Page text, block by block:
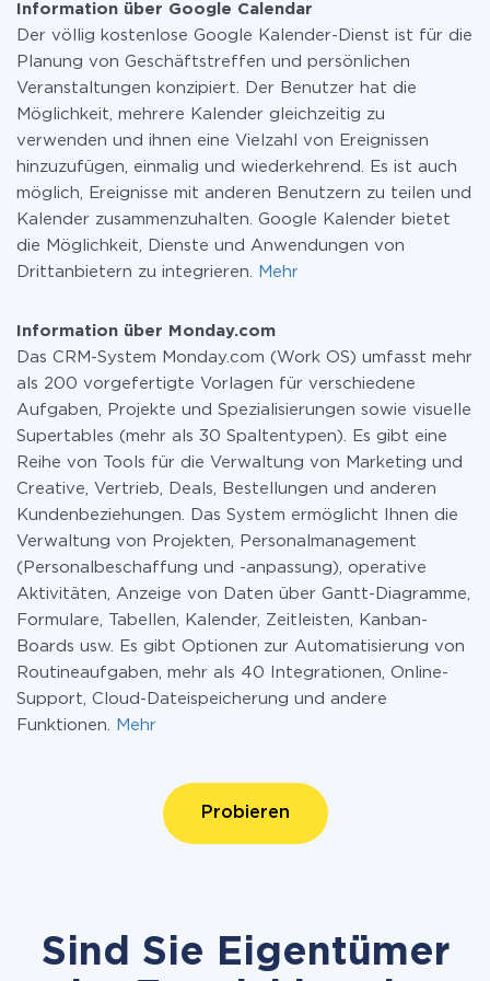
Weitere Informationen zu
Tarifen.
Information über Google Calendar
Der völlig kostenlose Google Kalender-Dienst ist für die
Planung von Geschäftstreffen und persönlichen
Veranstaltungen konzipiert. Der Benutzer hat die
Möglichkeit, mehrere Kalender gleichzeitig zu
verwenden und ihnen eine Vielzahl von Ereignissen
hinzuzufügen, einmalig und wiederkehrend. Es ist auch
möglich, Ereignisse mit anderen Benutzern zu teilen und
Kalender zusammenzuhalten. Google Kalender bietet
die Möglichkeit, Dienste und Anwendungen von
Drittanbietern zu integrieren.
Mehr
Information über Monday.com
Das CRM-System Monday.com (Work OS) umfasst mehr
als 200 vorgefertigte Vorlagen für verschiedene
Aufgaben, Projekte und Spezialisierungen sowie visuelle
Supertables (mehr als 30 Spaltentypen). Es gibt eine
Reihe von Tools für die Verwaltung von Marketing und
Creative, Vertrieb, Deals, Bestellungen und anderen
Kundenbeziehungen. Das System ermöglicht Ihnen die
Verwaltung von Projekten, Personalmanagement
(Personalbeschaffung und -anpassung), operative
Aktivitäten, Anzeige von Daten über Gantt-Diagramme,
Formulare, Tabellen, Kalender, Zeitleisten, Kanban-
Boards usw. Es gibt Optionen zur Automatisierung von
Routineaufgaben, mehr als 40 Integrationen, Online-
Support, Cloud-Dateispeicherung und andere
Funktionen.
Mehr
Probieren
Sind Sie Eigentümer